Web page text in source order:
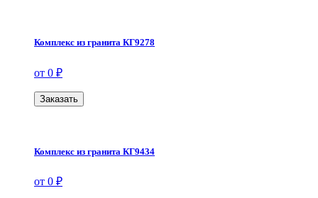
Комплекс из гранита КГ9278
от 0 ₽
Заказать
Комплекс из гранита КГ9434
от 0 ₽